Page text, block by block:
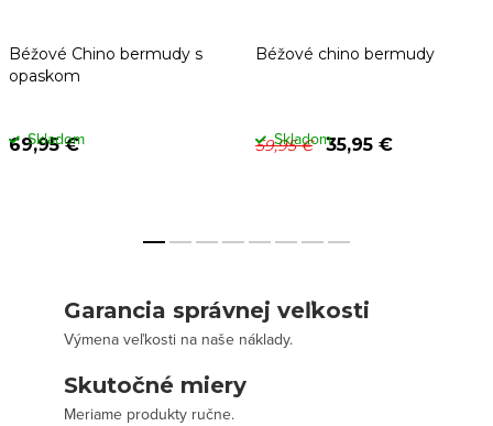
Béžové Chino bermudy s
opaskom
69,95 €
Skladom
Béžové chino bermudy
59,95 € 35,95 €
Skladom
Garancia správnej veľkosti
Výmena veľkosti na naše náklady.
Skutočné miery
Meriame produkty ručne.